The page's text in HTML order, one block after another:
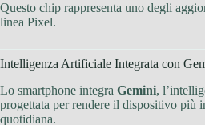
Questo chip rappresenta uno degli
linea Pixel.
Intelligenza Artificiale Integrata con
Lo smartphone integra Gemini,
progettata per rendere il dispositivo più
quotidiana.